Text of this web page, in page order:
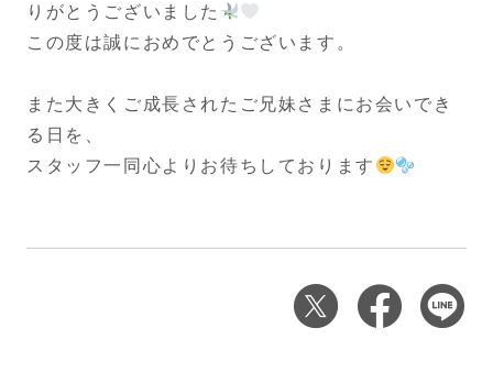
りがとうございました
この度は誠におめでとうございます。
また大きくご成長されたご兄妹さまにお会いでき
る日を、
スタッフ一同心よりお待ちしております